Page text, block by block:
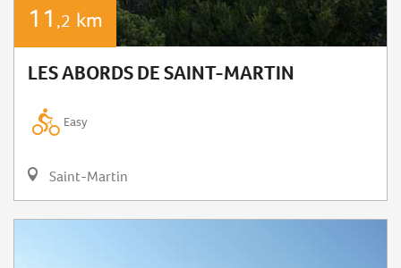
11 ,2 km
LES ABORDS DE SAINT-MARTIN
Easy
Saint-Martin